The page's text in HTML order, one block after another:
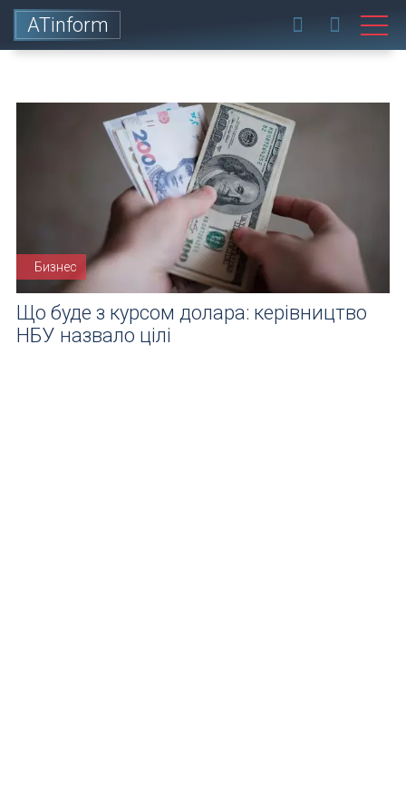
ATinform
Бизнес
Що буде з курсом долара: керівництво
НБУ назвало цілі